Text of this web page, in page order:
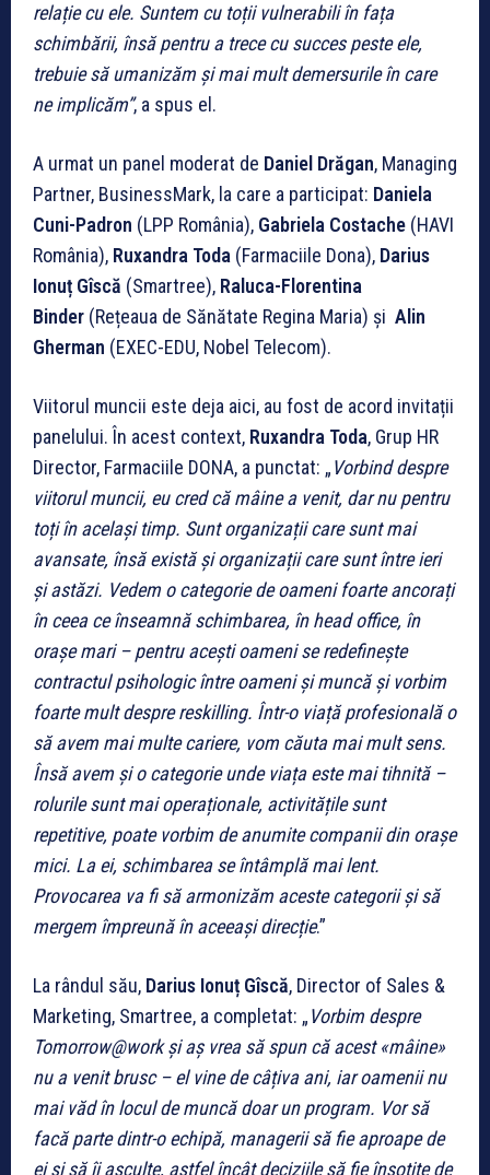
relație cu ele. Suntem cu toții vulnerabili în fața
schimbării, însă pentru a trece cu succes peste ele,
trebuie să umanizăm și mai mult demersurile în care
ne implicăm”, a spus el.
A urmat un panel moderat de Daniel Drăgan, Managing
Partner, BusinessMark, la care a participat: Daniela
Cuni-Padron (LPP România), Gabriela Costache (HAVI
România), Ruxandra Toda (Farmaciile Dona), Darius
Ionuț Gîscă (Smartree), Raluca-Florentina
Binder (Rețeaua de Sănătate Regina Maria) și Alin
Gherman (EXEC-EDU, Nobel Telecom).
Viitorul muncii este deja aici, au fost de acord invitații
panelului. În acest context, Ruxandra Toda, Grup HR
Director, Farmaciile DONA, a punctat: „Vorbind despre
viitorul muncii, eu cred că mâine a venit, dar nu pentru
toți în același timp. Sunt organizații care sunt mai
avansate, însă există și organizații care sunt între ieri
și astăzi. Vedem o categorie de oameni foarte ancorați
în ceea ce înseamnă schimbarea, în head office, în
orașe mari – pentru acești oameni se redefinește
contractul psihologic între oameni și muncă și vorbim
foarte mult despre reskilling. Într-o viață profesională o
să avem mai multe cariere, vom căuta mai mult sens.
Însă avem și o categorie unde viața este mai tihnită –
rolurile sunt mai operaționale, activitățile sunt
repetitive, poate vorbim de anumite companii din orașe
mici. La ei, schimbarea se întâmplă mai lent.
Provocarea va fi să armonizăm aceste categorii și să
mergem împreună în aceeași direcție.”
La rândul său, Darius Ionuț Gîscă, Director of Sales &
Marketing, Smartree, a completat: „Vorbim despre
Tomorrow@work și aș vrea să spun că acest «mâine»
nu a venit brusc – el vine de câțiva ani, iar oamenii nu
mai văd în locul de muncă doar un program. Vor să
facă parte dintr-o echipă, managerii să fie aproape de
ei și să îi asculte, astfel încât deciziile să fie însoțite de